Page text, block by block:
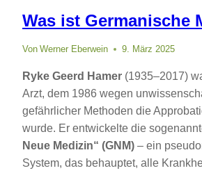
Was ist Germanische
Von Werner Eberwein 9. März 2025
Ryke Geerd Hamer (1935–2017)
Arzt, dem 1986 wegen
gefährlicher Methoden die
wurde. Er entwickelte die
Neue Medizin“ (GNM) – ein
System, das behauptet, alle